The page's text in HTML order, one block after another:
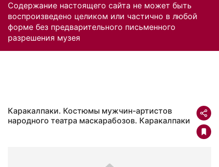
Содержание настоящего сайта не может быть
воспроизведено целиком или частично в любой
форме без предварительного письменного
разрешения музея
Каракалпаки. Костюмы мужчин-артистов
народного театра маскарабозов. Каракалпаки